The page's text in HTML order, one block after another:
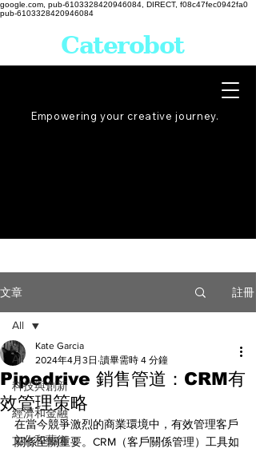
google.com, pub-6103328420946084, DIRECT, f08c47fec0942fa0
pub-6103328420946084
Empowering your creative journey.
Caterobot
文章 註冊
All
科技與創新
經濟和金融
文化和藝術
All
Pipedrive 銷售管道：CRM有
效管理策略
Kate Garcia
2024年4月3日 讀畢需時 4 分鐘
在當今競爭激烈的商業環境中，有效管理客戶
關係至關重要。CRM（客戶關係管理）工具如